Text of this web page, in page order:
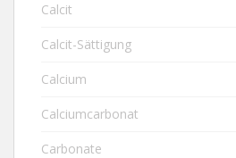
Calcit
Calcit-Sättigung
Calcium
Calciumcarbonat
Carbonate